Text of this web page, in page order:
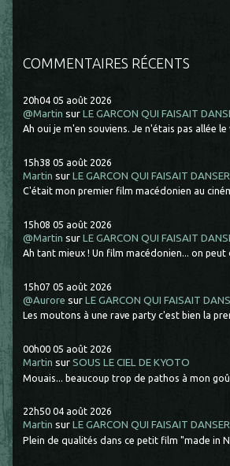
COMMENTAIRES RÉCENTS
20h04 05 août 2026
@Martin surLE GARCON QUI FAISAIT
Ah oui je m'en souviens. Je n'étais pas allée le
15h38 05 août 2026
Martin surLE GARCON QUI FAISAIT
C'était mon premier film macédonien au
15h08 05 août 2026
@Martin surLE GARCON QUI FAISAIT
Ah tant mieux ! Un film macédonien... on peut
15h07 05 août 2026
@Aurore surLE GARCON QUI FAISAIT
Les moutons à une rave party c'est bien la
00h00 05 août 2026
Martin surSOUS LE CIEL DE KYOTO
Mouais... beaucoup trop de pathos à mon
22h50 04 août 2026
Martin surLE GARCON QUI FAISAIT
Plein de qualités dans ce petit film "made in